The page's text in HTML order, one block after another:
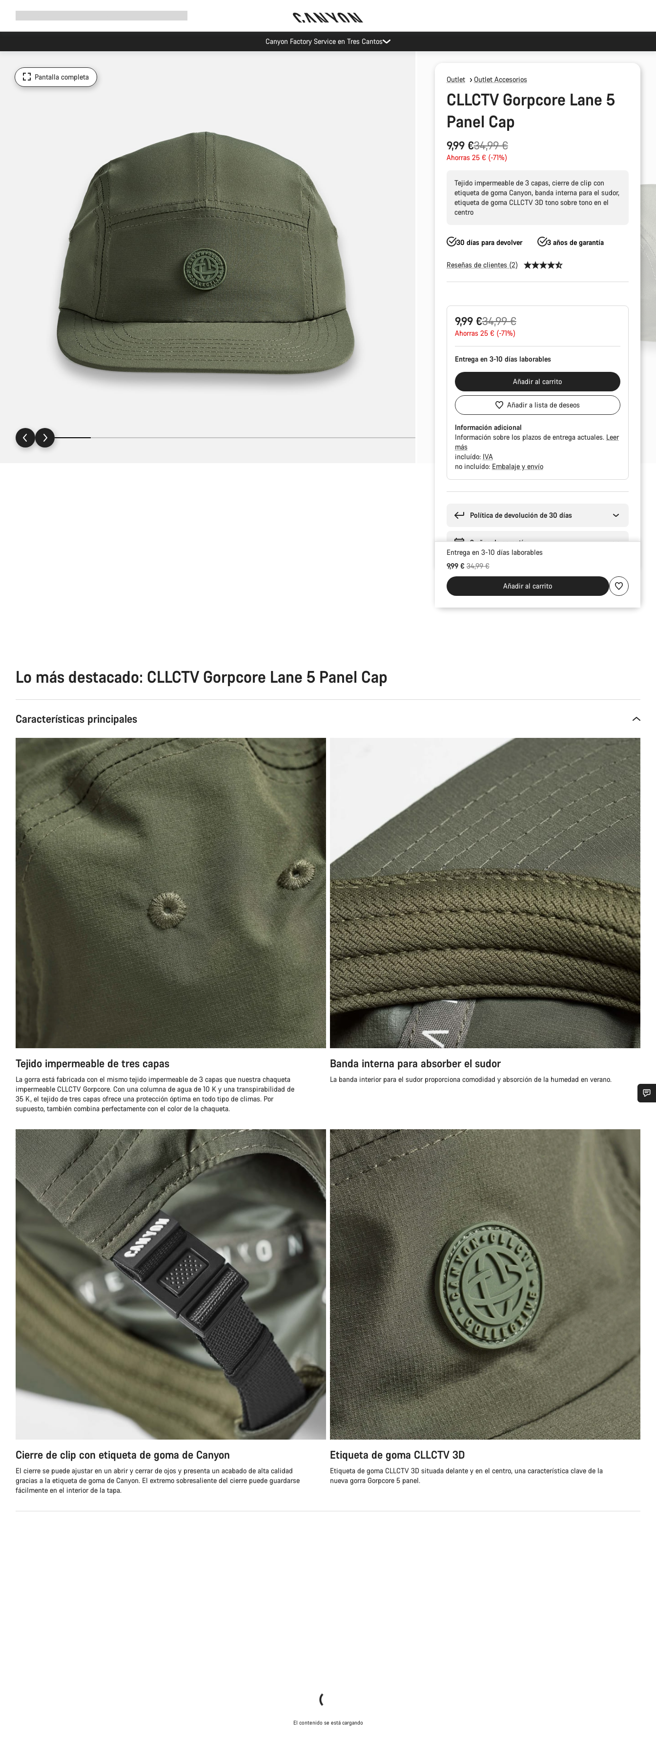
Canyon Factory Service en Tres Cantos
Pantalla completa Outlet Outlet Accesorios
CLLCTV Gorpcore Lane 5
Panel Cap
9,99 €
Precio
original
34,99 €
Ahorras 25 € (-71%)
Tejido impermeable de 3 capas, cierre de clip con
etiqueta de goma Canyon, banda interna para el sudor,
etiqueta de goma CLLCTV 3D tono sobre tono en el
centro
30 días para devolver 3 años de garantía
Reseñas de clientes (2)
producto
9,99 €
Precio
original
34,99 €
Ahorras 25 € (-71%)
Entrega en 3-10 días laborables
Añadir al carrito
Añadir a lista de deseos
Información adicional
Información sobre los plazos de entrega actuales. Leer
más
incluído: IVA
no incluído: Embalaje y envío
compra
Política de devolución de 30 días
3 años de garantía
Entrega en 3-10 días laborables
9,99 €Precio original
34,99 €
Añadir al carrito
Lo más destacado: CLLCTV Gorpcore Lane 5 Panel Cap
Características principales
Tejido impermeable de tres capas
La gorra está fabricada con el mismo tejido impermeable de 3 capas que nuestra chaqueta
impermeable CLLCTV Gorpcore. Con una columna de agua de 10 K y una transpirabilidad de
35 K, el tejido de tres capas ofrece una protección óptima en todo tipo de climas. Por
supuesto, también combina perfectamente con el color de la chaqueta.
Banda interna para absorber el sudor
La banda interior para el sudor proporciona comodidad y absorción de la humedad en verano.
Cierre de clip con etiqueta de goma de Canyon
El cierre se puede ajustar en un abrir y cerrar de ojos y presenta un acabado de alta calidad
gracias a la etiqueta de goma de Canyon. El extremo sobresaliente del cierre puede guardarse
fácilmente en el interior de la tapa.
Etiqueta de goma CLLCTV 3D
Etiqueta de goma CLLCTV 3D situada delante y en el centro, una característica clave de la
nueva gorra Gorpcore 5 panel.
El contenido se está cargando
Nuestros expertos estarán encantados de responder a tus preguntas.
Abrir chat
Cerrar